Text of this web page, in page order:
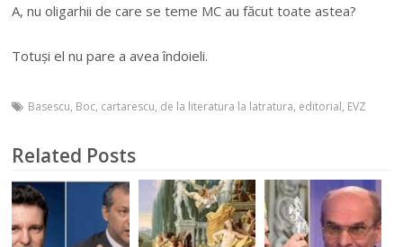
A, nu oligarhii de care se teme MC au făcut toate astea?
Totuși el nu pare a avea îndoieli.
Basescu, Boc, cartarescu, de la literatura la latratura, editorial, EVZ
Related Posts